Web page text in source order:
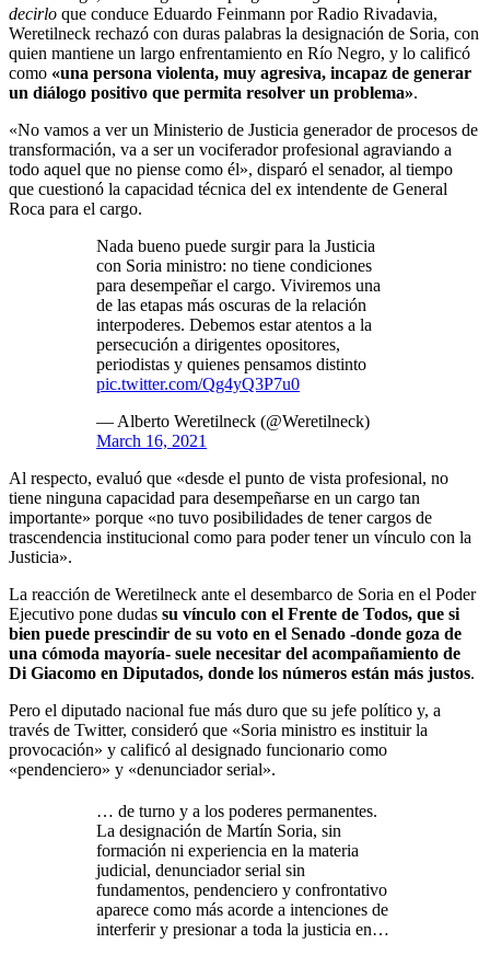
decirlo que conduce Eduardo Feinmann por Radio Rivadavia,
Weretilneck rechazó con duras palabras la designación de Soria, con
quien mantiene un largo enfrentamiento en Río Negro, y lo calificó
como «una persona violenta, muy agresiva, incapaz de generar
un diálogo positivo que permita resolver un problema».
«No vamos a ver un Ministerio de Justicia generador de procesos de
transformación, va a ser un vociferador profesional agraviando a
todo aquel que no piense como él», disparó el senador, al tiempo
que cuestionó la capacidad técnica del ex intendente de General
Roca para el cargo.
Nada bueno puede surgir para la Justicia
con Soria ministro: no tiene condiciones
para desempeñar el cargo. Viviremos una
de las etapas más oscuras de la relación
interpoderes. Debemos estar atentos a la
persecución a dirigentes opositores,
periodistas y quienes pensamos distinto
pic.twitter.com/Qg4yQ3P7u0
— Alberto Weretilneck (@Weretilneck)
March 16, 2021
Al respecto, evaluó que «desde el punto de vista profesional, no
tiene ninguna capacidad para desempeñarse en un cargo tan
importante» porque «no tuvo posibilidades de tener cargos de
trascendencia institucional como para poder tener un vínculo con la
Justicia».
La reacción de Weretilneck ante el desembarco de Soria en el Poder
Ejecutivo pone dudas su vínculo con el Frente de Todos, que si
bien puede prescindir de su voto en el Senado -donde goza de
una cómoda mayoría- suele necesitar del acompañamiento de
Di Giacomo en Diputados, donde los números están más justos.
Pero el diputado nacional fue más duro que su jefe político y, a
través de Twitter, consideró que «Soria ministro es instituir la
provocación» y calificó al designado funcionario como
«pendenciero» y «denunciador serial».
… de turno y a los poderes permanentes.
La designación de Martín Soria, sin
formación ni experiencia en la materia
judicial, denunciador serial sin
fundamentos, pendenciero y confrontativo
aparece como más acorde a intenciones de
interferir y presionar a toda la justicia en…